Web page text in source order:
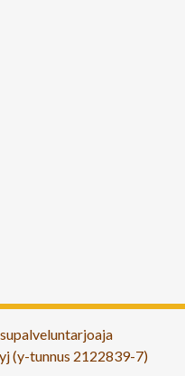
(y-tunnus 2122839-7)